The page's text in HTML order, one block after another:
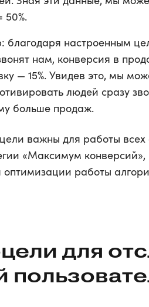
благодаря настроенным
нам, конверсия в
— 15%. Увидев это, мы
людей сразу
больше продаж.
важны для работы всех
«Максимум
оптимизации работы
для